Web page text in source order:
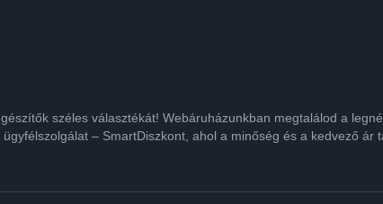
széles választékát! Webáruházunkban megtalálod a
– SmartDiszkont, ahol a minőség és a kedvező ár